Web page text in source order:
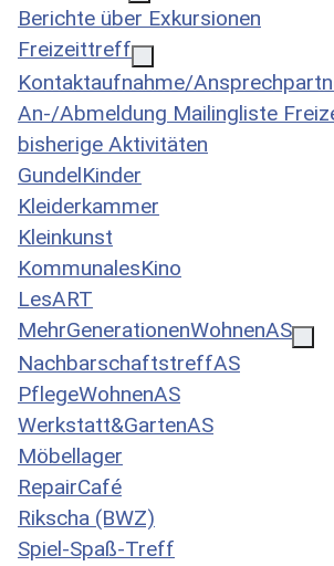
Berichte über Exkursionen
Freizeittreff
Kontaktaufnahme/
An-/Abmeldung Mailingliste
bisherige Aktivitäten
GundelKinder
Kleiderkammer
Kleinkunst
KommunalesKino
LesART
MehrGenerationenWohnenAS
NachbarschaftstreffAS
PflegeWohnenAS
Werkstatt&GartenAS
Möbellager
RepairCafé
Rikscha (BWZ)
Spiel-Spaß-Treff